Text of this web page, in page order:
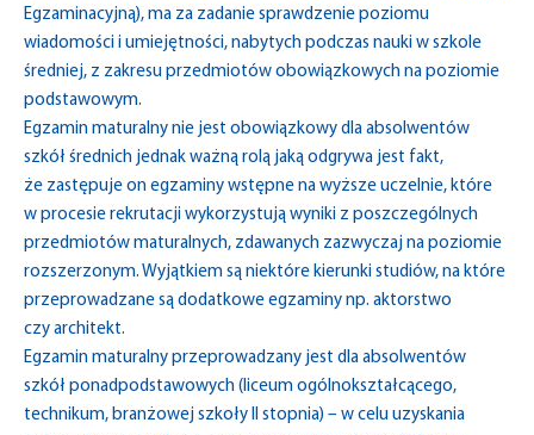
Egzaminacyjną), ma za zadanie sprawdzenie poziomu
wiadomości i umiejętności, nabytych podczas nauki w szkole
średniej, z zakresu przedmiotów obowiązkowych na poziomie
podstawowym.
Egzamin maturalny nie jest obowiązkowy dla absolwentów
szkół średnich jednak ważną rolą jaką odgrywa jest fakt,
że zastępuje on egzaminy wstępne na wyższe uczelnie, które
w procesie rekrutacji wykorzystują wyniki z poszczególnych
przedmiotów maturalnych, zdawanych zazwyczaj na poziomie
rozszerzonym. Wyjątkiem są niektóre kierunki studiów, na które
przeprowadzane są dodatkowe egzaminy np. aktorstwo
czy architekt.
Egzamin maturalny przeprowadzany jest dla absolwentów
szkół ponadpodstawowych (liceum ogólnokształcącego,
technikum, branżowej szkoły II stopnia) – w celu uzyskania